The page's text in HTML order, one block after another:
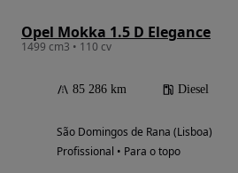
Opel Mokka 1.5 D Elegance
1499 cm3 • 110 cv
85 286 km Diesel
São Domingos de Rana (Lisboa)
Profissional • Para o topo